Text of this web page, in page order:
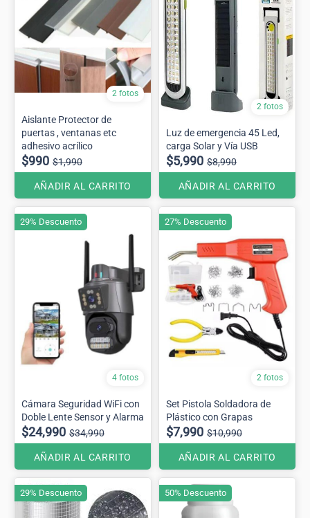
2 fotos
Aislante Protector de
puertas , ventanas etc
adhesivo acrílico
$990 $1,990
AÑADIR AL CARRITO
2 fotos
Luz de emergencia 45 Led,
carga Solar y Vía USB
$5,990 $8,990
AÑADIR AL CARRITO
4 fotos
Cámara Seguridad WiFi con
Doble Lente Sensor y Alarma
$24,990 $34,990
AÑADIR AL CARRITO
29% Descuento
2 fotos
Set Pistola Soldadora de
Plástico con Grapas
$7,990 $10,990
AÑADIR AL CARRITO
27% Descuento
29% Descuento 50% Descuento